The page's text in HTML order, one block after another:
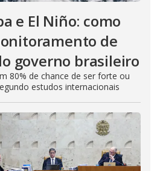
e El Niño: como
de
governo brasileiro
80% de chance de ser forte ou
estudos internacionais